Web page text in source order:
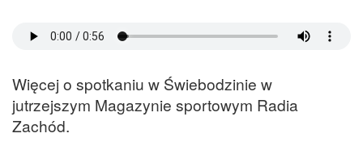
Więcej o spotkaniu w Świebodzinie w
jutrzejszym Magazynie sportowym Radia
Zachód.